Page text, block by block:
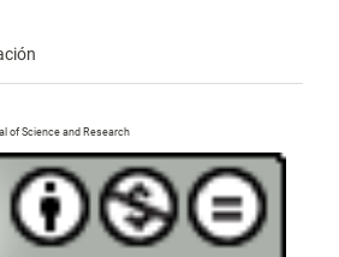
of Science and Research